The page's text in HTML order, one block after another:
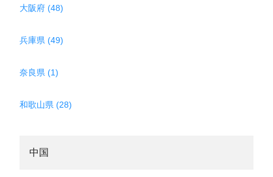
大阪府 (48)
兵庫県 (49)
奈良県 (1)
和歌山県 (28)
中国